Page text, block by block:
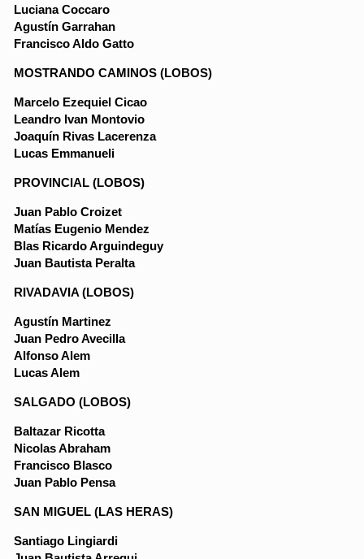
Luciana Coccaro
Agustín Garrahan
Francisco Aldo Gatto
MOSTRANDO CAMINOS (LOBOS)
Marcelo Ezequiel Cicao
Leandro Ivan Montovio
Joaquín Rivas Lacerenza
Lucas Emmanueli
PROVINCIAL (LOBOS)
Juan Pablo Croizet
Matías Eugenio Mendez
Blas Ricardo Arguindeguy
Juan Bautista Peralta
RIVADAVIA (LOBOS)
Agustín Martinez
Juan Pedro Avecilla
Alfonso Alem
Lucas Alem
SALGADO (LOBOS)
Baltazar Ricotta
Nicolas Abraham
Francisco Blasco
Juan Pablo Pensa
SAN MIGUEL (LAS HERAS)
Santiago Lingiardi